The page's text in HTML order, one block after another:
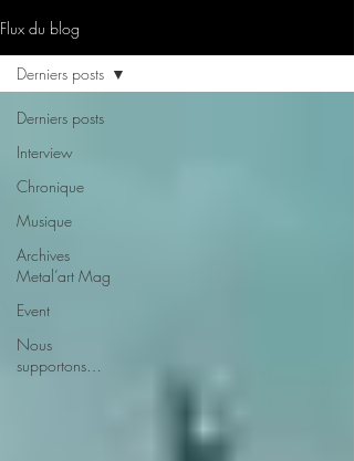
Flux du blog
Derniers posts
Interview
Chronique
Musique
Archives
Metal’art Mag
Event
Nous
supportons…
Derniers posts